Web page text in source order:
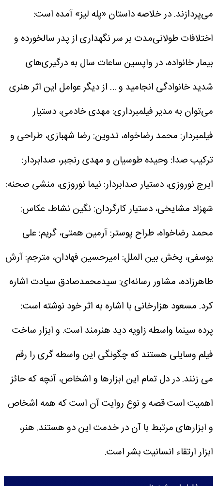
می‌پردازند.در خلاصه داستان «پله لیز» آمده است:
اختلافات طولانی‌مدت بر سر نگهداری از پدر سالخورده و
بیمار خانواده، در واپسین ساعات سال به درگیری‌های
شدید خانوادگی انجامید و … از دیگر عوامل این اثر هنری
می‌توان به مدیر فیلمبرداری: مهدی خادمی، دستیار
فیلمبردار: محمد رضاخواه، تدوین: رضا شهبازی، طراحی و
ترکیب صدا: وحیده طوسیان و مهدی رنجبر، صدابردار:
ایرج نوروزی، دستیار صدابردار: نیما نوروزی، منشی صحنه:
شهزاد مشایخی، دستیار کارگردان: نگین نشاط، عکاس:
محمد رضاخواه، طراح پوستر: آرمین همتی، گریم: علی
یوسفی، پخش بین الملل: امیرحسین فهادان، مترجم: آرش
طاهرزاده، مشاور رسانه‌ای: سیدمحمدصادق سیادت اشاره
کرد. مسعود هزارخانی با اشاره به اثر خود نوشته است:
پرده سینما واسطه زاویه دید هنرمند است. و ابزار ساخت
فیلم وسایلی هستند که چگونگی این واسطه گری را رقم
می زنند. در دل تمام این ابزارها و اشخاص، آنچه که حائز
اهمیت است قصه و نوع روایت آن است که همه اشخاص
و ابزارهای مرتبط با آن در خدمت این دو هستند. هنر،
ابزار ارتقاء انسانیت بشر است.